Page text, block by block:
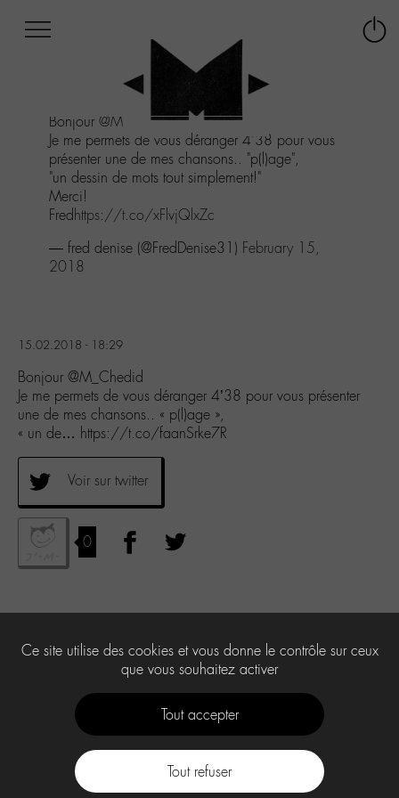
menu
Aller
contenu
Aller
recherche
Bonjour @M_Chedid
Je me permets de vous déranger 4'38 pour vous
présenter une de mes chansons.. "p(l)age",
"un dessin de mots tout simplement!"
Merci!
Fredhttps://t.co/xFlvjQlxZc
— fred denise (@FredDenise31) February 15,
2018
15.02.2018 - 18:29
Bonjour @M_Chedid
Je me permets de vous déranger 4’38 pour vous présenter
une de mes chansons.. « p(l)age »,
« un de… https://t.co/faanSrke7R
Voir sur twitter
0
Ce site utilise des cookies et vous donne le contrôle sur ceux
que vous souhaitez activer
Tout accepter
Tout refuser